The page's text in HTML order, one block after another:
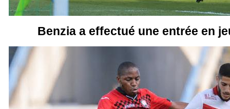
Benzia a effectué une entrée en